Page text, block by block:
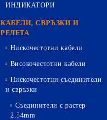
ИНДИКАТОРИ
КАБЕЛИ, СВРЪЗКИ И
РЕЛЕТА
Нискочестотни кабели
Високочестотни кабели
Нискочестотни съединители
и свръзки
Съединители с растер
2.54mm